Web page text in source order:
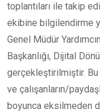
toplantıları ile takip
ekibine bilgilendirme
Genel Müdür
Başkanlığı, Dijital
gerçekleştirilmiştir.
ve çalışanların/
boyunca eksilmeden